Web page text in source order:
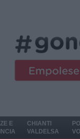
E
CHIANTI
VALDELSA